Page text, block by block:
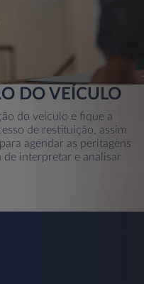
DO VEÍCULO
do veículo e fique a
de restituição, assim
agendar as peritagens
interpretar e analisar